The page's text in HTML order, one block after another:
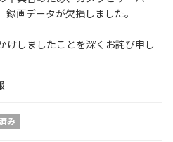
画データが欠損しました。
けしましたことを深くお詫び申し
み